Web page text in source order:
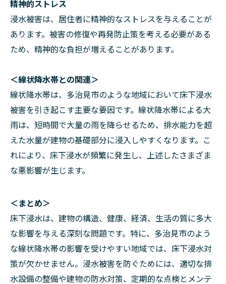
精神的ストレス
浸水被害は、居住者に精神的なストレスを与えることが
あります。被害の修復や再発防止策を考える必要がある
ため、精神的な負担が増えることがあります。
＜線状降水帯との関連＞
線状降水帯は、多治見市のような地域において床下浸水
被害を引き起こす主要な要因です。線状降水帯による大
雨は、短時間で大量の雨を降らせるため、排水能力を超
えた水量が建物の基礎部分に浸入しやすくなります。こ
れにより、床下浸水が頻繁に発生し、上述したさまざま
な悪影響が生じます。
＜まとめ＞
床下浸水は、建物の構造、健康、経済、生活の質に多大
な影響を与える深刻な問題です。特に、多治見市のよう
な線状降水帯の影響を受けやすい地域では、床下浸水対
策が欠かせません。浸水被害を防ぐためには、適切な排
水設備の整備や建物の防水対策、定期的な点検とメンテ